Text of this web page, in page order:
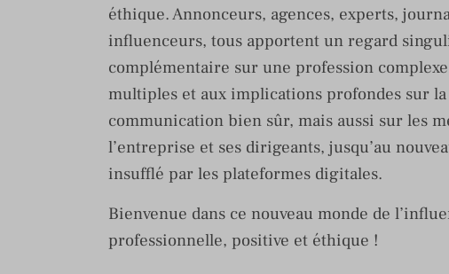
éthique. Annonceurs, agences, experts,
influenceurs, tous apportent un regard
complémentaire sur une profession
multiples et aux implications profondes sur la
communication bien sûr, mais aussi sur les
l’entreprise et ses dirigeants, jusqu’au
insufflé par les plateformes digitales.
Bienvenue dans ce nouveau monde de
professionnelle, positive et éthique !